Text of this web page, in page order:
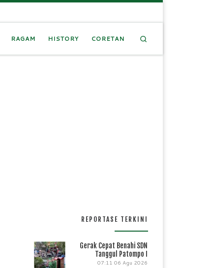
RAGAM HISTORY CORETAN
REPORTASE TERKINI
Gerak Cepat Benahi SDN
Tanggul Patompo I
07:11 06 Agu 2026